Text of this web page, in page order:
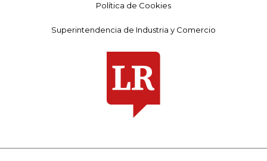
Política de Cookies
Superintendencia de Industria y Comercio